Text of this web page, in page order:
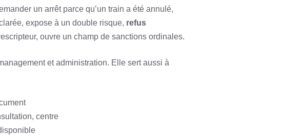
un arrêt parce qu’un train a été annulé,
expose à un double risque, refus
ouvre un champ de sanctions ordinales.
et administration. Elle sert aussi à
centre